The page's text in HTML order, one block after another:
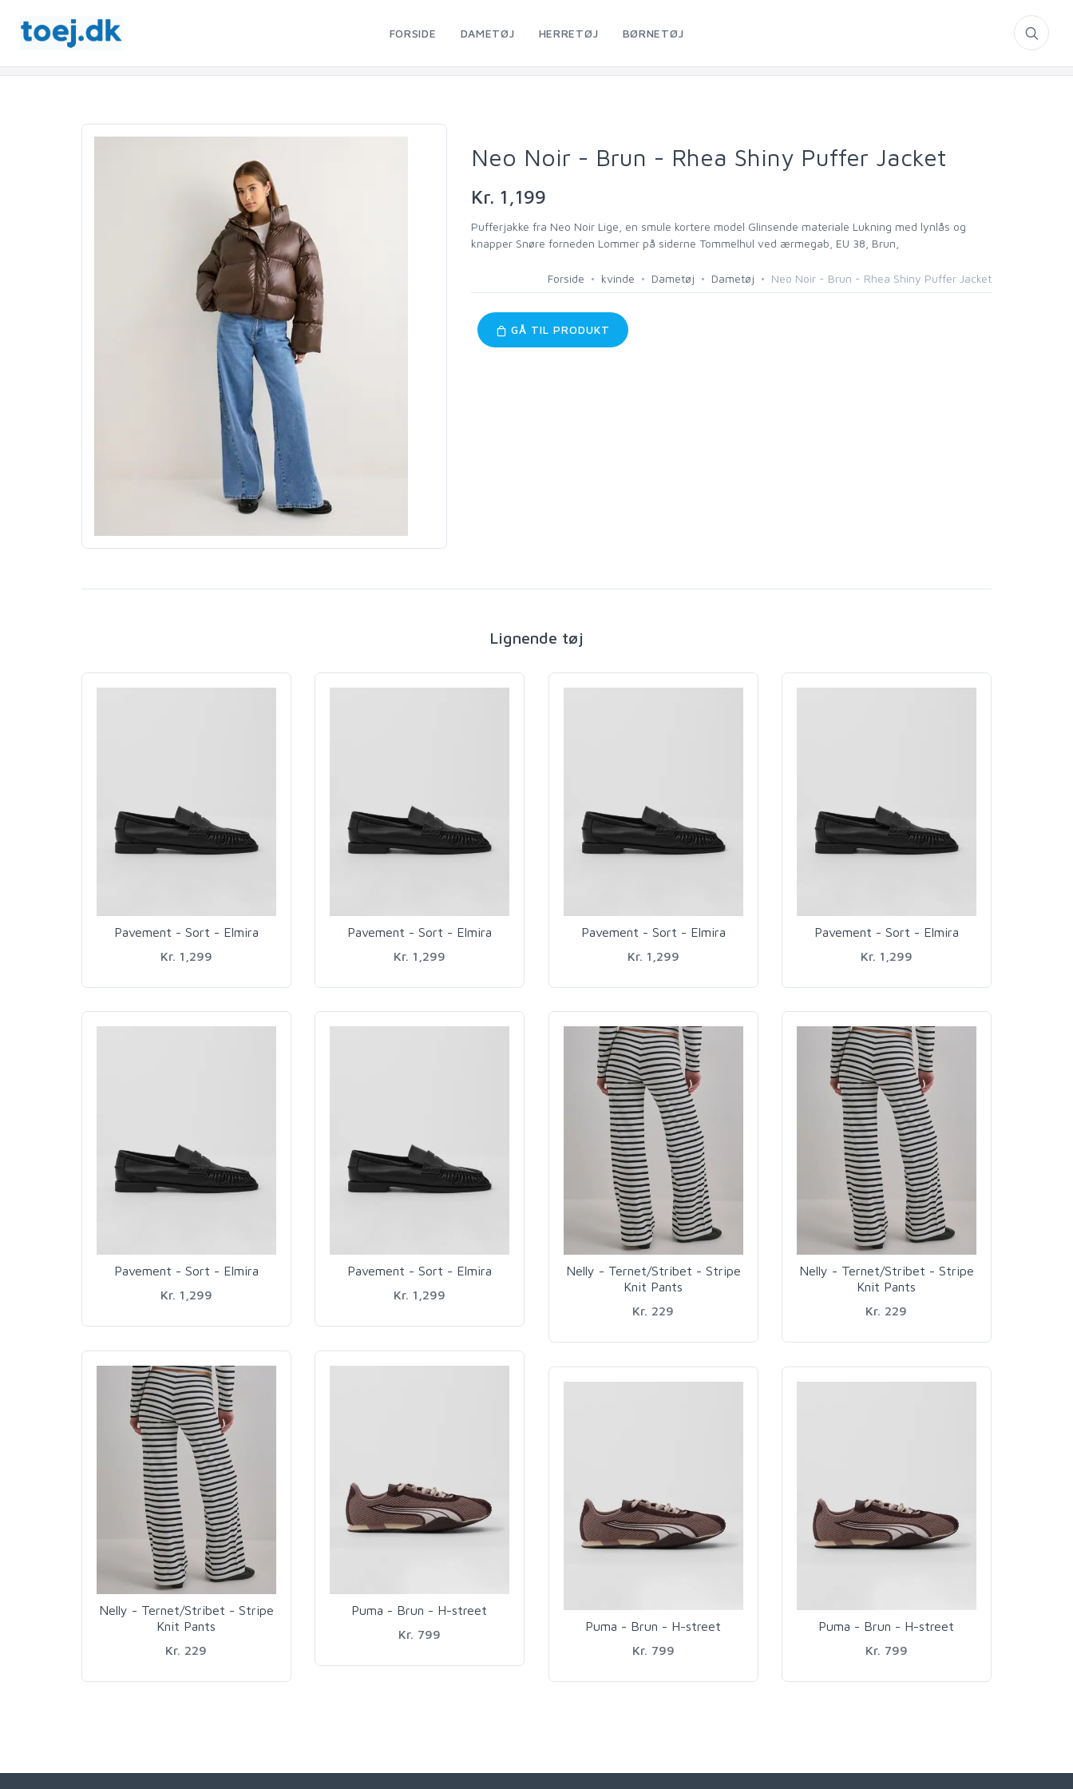
FORSIDE DAMETØJ HERRETØJ BØRNETØJ
Neo Noir - Brun - Rhea Shiny Puffer Jacket
Kr. 1,199
Pufferjakke fra Neo Noir Lige, en smule kortere model Glinsende materiale Lukning med lynlås og
knapper Snøre forneden Lommer på siderne Tommelhul ved ærmegab, EU 38, Brun,
Forside kvinde Dametøj Dametøj Neo Noir - Brun - Rhea Shiny Puffer Jacket
GÅ TIL PRODUKT
Lignende tøj
Pavement - Sort - Elmira
Kr. 1,299
Pavement - Sort - Elmira
Kr. 1,299
Pavement - Sort - Elmira
Kr. 1,299
Pavement - Sort - Elmira
Kr. 1,299
Pavement - Sort - Elmira
Kr. 1,299
Pavement - Sort - Elmira
Kr. 1,299
Nelly - Ternet/Stribet - Stripe
Knit Pants
Kr. 229
Nelly - Ternet/Stribet - Stripe
Knit Pants
Kr. 229
Nelly - Ternet/Stribet - Stripe
Knit Pants
Kr. 229
Puma - Brun - H-street
Kr. 799
Puma - Brun - H-street
Kr. 799
Puma - Brun - H-street
Kr. 799